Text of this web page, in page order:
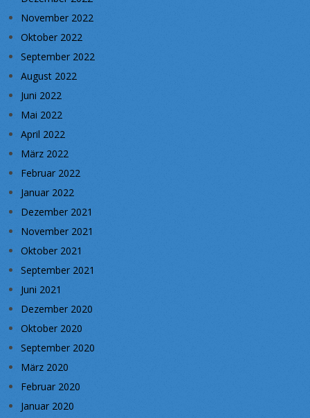
November 2022
Oktober 2022
September 2022
August 2022
Juni 2022
Mai 2022
April 2022
März 2022
Februar 2022
Januar 2022
Dezember 2021
November 2021
Oktober 2021
September 2021
Juni 2021
Dezember 2020
Oktober 2020
September 2020
März 2020
Februar 2020
Januar 2020